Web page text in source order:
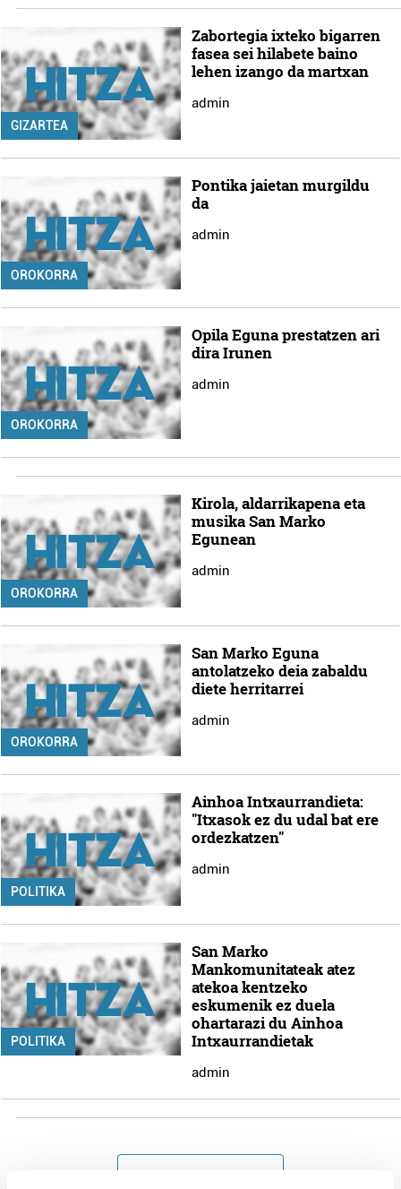
GIZARTEA
Zabortegia ixteko bigarren
fasea sei hilabete baino
lehen izango da martxan
admin
OROKORRA
Pontika jaietan murgildu
da
admin
OROKORRA
Opila Eguna prestatzen ari
dira Irunen
admin
OROKORRA
Kirola, aldarrikapena eta
musika San Marko
Egunean
admin
OROKORRA
San Marko Eguna
antolatzeko deia zabaldu
diete herritarrei
admin
POLITIKA
Ainhoa Intxaurrandieta:
"Itxasok ez du udal bat ere
ordezkatzen"
admin
POLITIKA
San Marko
Mankomunitateak atez
atekoa kentzeko
eskumenik ez duela
ohartarazi du Ainhoa
Intxaurrandietak
admin